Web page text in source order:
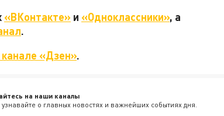
«ВКонтакте» и «Одноклассники», а
.
«Дзен».
на наши каналы
о главных новостях и важнейших событиях дня.